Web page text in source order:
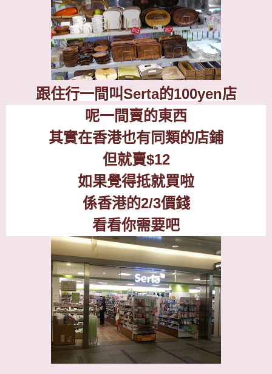
跟住行一間叫Serta的100yen店
呢一間賣的東西
其實在香港也有同類的店鋪
但就賣$12
如果覺得抵就買啦
係香港的2/3價錢
看看你需要吧